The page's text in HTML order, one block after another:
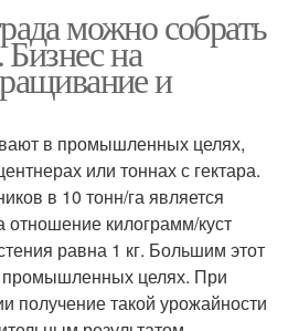
можно собрать
Бизнес на
и
в промышленных целях,
или тоннах с гектара.
в 10 тонн/га является
килограмм/куст
равна 1 кг. Большим этот
целях. При
такой урожайности